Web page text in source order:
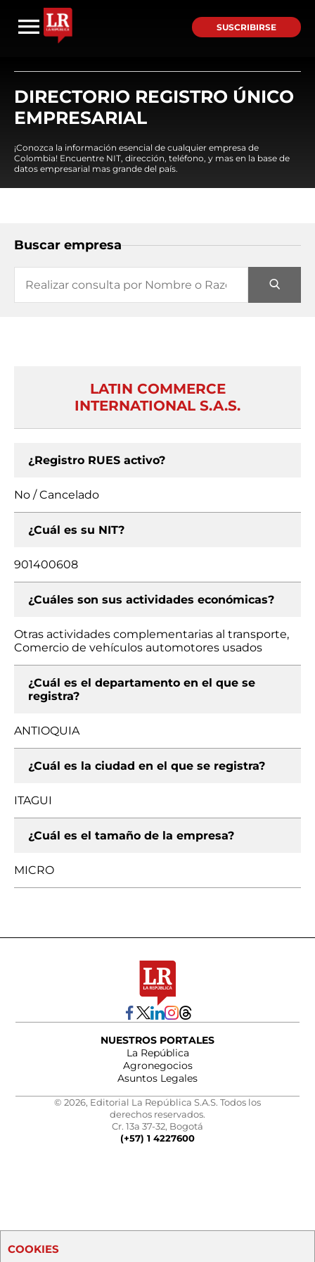
SUSCRIBIRSE
DIRECTORIO REGISTRO ÚNICO
EMPRESARIAL
¡Conozca la información esencial de cualquier empresa de
Colombia! Encuentre NIT, dirección, teléfono, y mas en la base de
datos empresarial mas grande del país.
Buscar empresa
LATIN COMMERCE
INTERNATIONAL S.A.S.
¿Registro RUES activo?
No / Cancelado
¿Cuál es su NIT?
901400608
¿Cuáles son sus actividades económicas?
Otras actividades complementarias al transporte,
Comercio de vehículos automotores usados
¿Cuál es el departamento en el que se
registra?
ANTIOQUIA
¿Cuál es la ciudad en el que se registra?
ITAGUI
¿Cuál es el tamaño de la empresa?
MICRO
NUESTROS PORTALES
La República
Agronegocios
Asuntos Legales
© 2026, Editorial La República S.A.S. Todos los
derechos reservados.
Cr. 13a 37-32, Bogotá
(+57) 1 4227600
COOKIES